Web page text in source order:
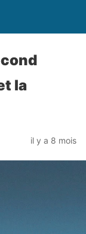
la
il y a 8 mois